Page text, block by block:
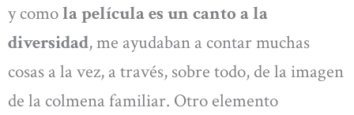
y comola película es un canto a la
diversidad, me ayudaban a contar muchas
cosas a la vez, a través, sobre todo, de la imagen
de la colmena familiar. Otro elemento